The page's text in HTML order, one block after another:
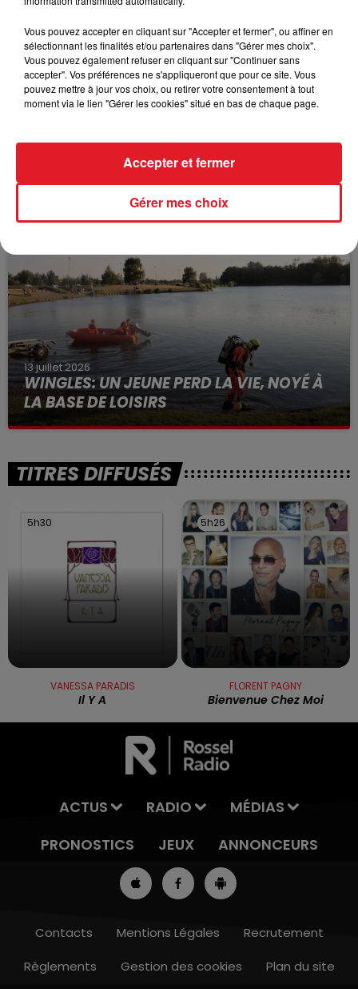
8h00 - 10h00
FIL D'ACTUS
BÉTHUNE: ENQUÊTE POUR HOMICIDE
VOLONTAIRE EN COURS, APRÈS LA...
Selon les premiers éléments, le logement servait
13 juillet 2026
WINGLES: UN JEUNE PERD LA VIE, NOYÉ À
LA BASE DE LOISIRS
La victime a coulé à pic
TITRES DIFFUSÉS
5h30
5h30
VANESSA PARADIS
Il Y A
5h26
5h26
FLORENT PAGNY
Bienvenue Chez Moi
ACTUS RADIO
MÉDIAS
PRONOSTICS
JEUX ANNONCEURS
Contacts Mentions Légales
Recrutement
Règlements
Gestion des cookies Plan du site
Vous pouvez accepter en cliquant sur "Accepter et fermer", ou affiner en
sélectionnant les finalités et/ou partenaires dans "Gérer mes choix".
Vous pouvez également refuser en cliquant sur "Continuer sans
accepter". Vos préférences ne s'appliqueront que pour ce site. Vous
pouvez mettre à jour vos choix, ou retirer votre consentement à tout
moment via le lien "Gérer les cookies" situé en bas de chaque page.
Gérer mes choix
Accepter et fermer